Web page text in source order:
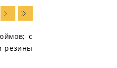
с
резины